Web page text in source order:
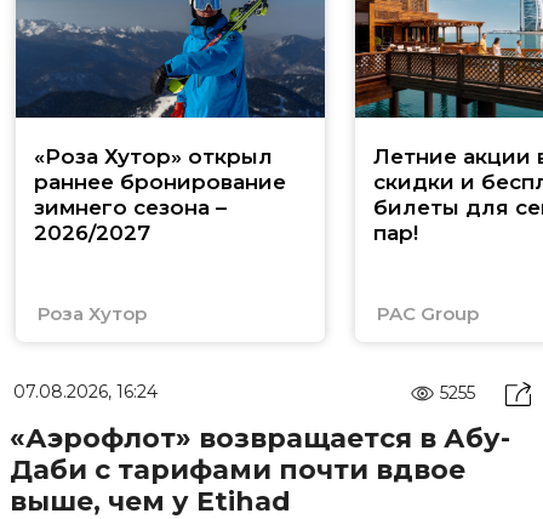
«Роза Хутор» открыл
раннее бронирование
зимнего сезона –
2026/2027
Роза Хутор
Летние акции
скидки и
билеты для
пар!
PAC Group
07.08.2026, 16:24 5255
«Аэрофлот» возвращается в Абу-
Даби с тарифами почти вдвое
выше, чем у Etihad